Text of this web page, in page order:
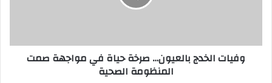
وفيات الخدج بالعيون… صرخة حياة في مواجهة صمت
المنظومة الصحية